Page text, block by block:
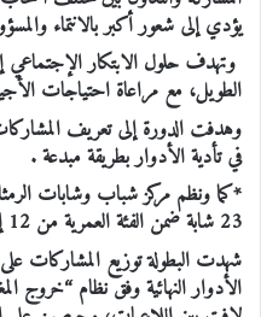
يؤدي إلى شعور أكبر بالانتماء
وتهدف حلول الابتكار الإجتماعي
الطويل، مع مراعاة احتياجات
وهدفت الدورة إلى تعريف
في تأدية الأدوار بطريقة مبدعة .
*كما ونظم مركز شباب وشابات
23 شابة ضمن الفئة العمرية من 12 إلى 17 عاماً.
شهدت البطولة توزيع المشاركات
الأدوار النهائية وفق نظام “خروج